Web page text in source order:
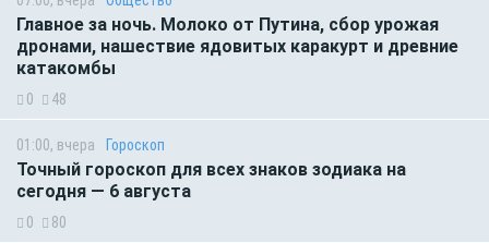
Главное за ночь. Молоко от Путина, сбор урожая
дронами, нашествие ядовитых каракурт и древние
катакомбы
0 48
01:00, вчера Гороскоп
Точный гороскоп для всех знаков зодиака на
сегодня — 6 августа
0 80